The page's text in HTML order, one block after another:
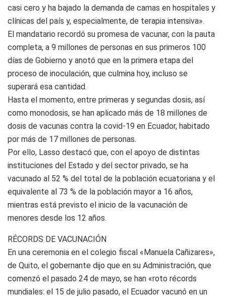
casi cero y ha bajado la demanda de camas en hospitales y
clínicas del país y, especialmente, de terapia intensiva».
El mandatario recordó su promesa de vacunar, con la pauta
completa, a 9 millones de personas en sus primeros 100
días de Gobierno y anotó que en la primera etapa del
proceso de inoculación, que culmina hoy, incluso se
superará esa cantidad.
Hasta el momento, entre primeras y segundas dosis, así
como monodosis, se han aplicado más de 18 millones de
dosis de vacunas contra la covid-19 en Ecuador, habitado
por más de 17 millones de personas.
Por ello, Lasso destacó que, con el apoyo de distintas
instituciones del Estado y del sector privado, se ha
vacunado al 52 % del total de la población ecuatoriana y el
equivalente al 73 % de la población mayor a 16 años,
mientras está previsto el inicio de la vacunación de
menores desde los 12 años.
RÉCORDS DE VACUNACIÓN
En una ceremonia en el colegio fiscal «Manuela Cañizares»,
de Quito, el gobernante dijo que en su Administración, que
comenzó el pasado 24 de mayo, se han «roto récords
mundiales: el 15 de julio pasado, el Ecuador vacunó en un